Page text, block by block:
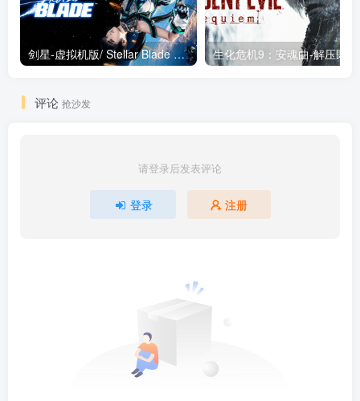
剑星-虚拟机版/ Stellar Blade v1.4.1|Build.19963153 终极版新补丁 送修改器 免安装中文版
评论 抢沙发
请登录后发表评论
登录 注册